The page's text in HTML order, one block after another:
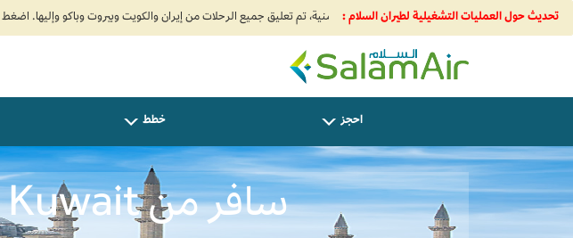
تحديث حول العمليات التشغيلية لطيران السلام :
SalamAir
احجز خطط
سافر من Kuwait إلى Istanbul KWD 0